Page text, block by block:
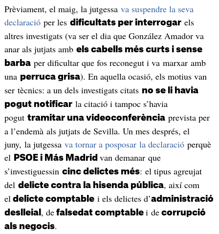
Prèviament, el maig, la jutgessa va suspendre la seva
declaracióper les dificultats per interrogarels
altres investigats (va ser el dia que González Amador va
anar als jutjats amb els cabells més curts i sense
barbaper dificultar que fos reconegut i va marxar amb
una perruca grisa). En aquella ocasió, els motius van
ser tècnics: a un dels investigats citats no se li havia
pogut notificarla citació i tampoc s’havia
pogut tramitar una videoconferènciaprevista per
a l’endemà als jutjats de Sevilla. Un mes després, el
juny, la jutgessa va tornar a posposar la declaracióperquè
el PSOE i Más Madrid van demanar que
s’investiguessin cinc delictes més: el tipus agreujat
del delicte contra la hisenda pública, així com
el delicte comptablei els delictes d’administració
deslleial , defalsedat comptable i decorrupció
als negocis.